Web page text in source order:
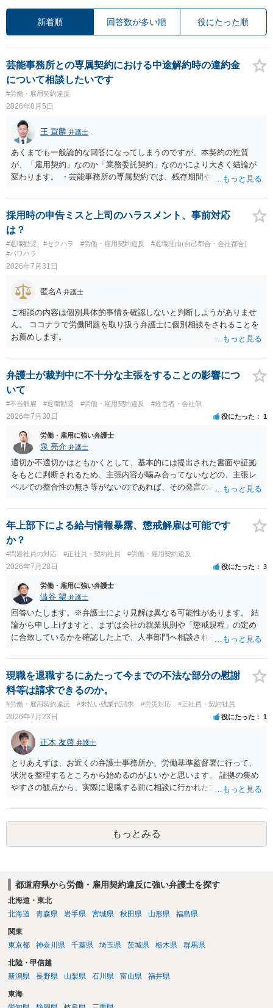
新着順 回答数が多い順 役にたった順
芸能事務所との専属契約における中途解約時の違約金
について相談したいです
#労働・雇用契約違反
2026年8月5日
王 宣麟 弁護士
あくまでも一般論的な回答になってしまうのですが、本契約の性質
が、「雇用契約」なのか「業務委託契約」なのかにより大きく結論が
変わります。 ・芸能事務所の専属契約では、残存期間や報酬額、投下
務上よくあるからといって当然に適法という意味ではなく、実際の損
害との対応関係や合理性が重要です。 ・違約金に上限がなくても、常
に有効になるわけではありません。契約が労働契約に近い実態なら労
基法16条で無効となる余地があり、そうでなくても、金額が事務所の
損害と比べて過大なら無効や減額が争点になります。 ・契約前の修正
交渉は一般的です。 交渉の方向としては、上限額を設ける、実損害ベ
費・未回収費用のみ」に限定する、などが典型です。 ・弁護士に契約
前に契約書の内容をレビューしてもらう価値は十分にあると思われま
す。 争点は、契約類型が雇用か業務委託か、実態として労働者性があ
るか、解除事由が双方にどう定められているか、違約金の算定根拠が
合理的か、という複数論点に分かれます。契約前なら、交渉のパワー
コストを抑えやすいので、資料等を持参の上弁護士に確認されること
をお勧めします。 ・事務所側の解除でも、解除理由によってはタレン
ト側に損害賠償が発生する建付けになっていることはあります。ただ
し、事務所側が一方的に解除したのにタレントへ違約金を課す設計
は、合理性や対価性を欠くとして争いやすいです。逆に、タレント側
の重大な契約違反がある場合は、実損害の範囲で請求される可能性は
あります。
採用時の申告ミスと上司のハラスメント、事前対応
は？
#退職勧奨 #セクハラ #労働・雇用契約違反
#退職理由(自己都合・会社都合)
#パワハラ
2026年7月31日
匿名A 弁護士
ご相談の内容は個別具体的事情を確認しないと判断しようがありませ
ん。 ココナラで労働問題を取り扱う弁護士に個別相談をされることを
お薦めします。
弁護士が裁判中に不十分な主張をすることの影響につ
いて
#不当解雇 #退職勧奨 #労働・雇用契約違反 #経営者・会社側
2026年7月30日 役にたった 1
労働・雇用に強い弁護士
泉 亮介 弁護士
適切か不適切かはともかくとして、基本的には提出された書面や証拠
をもとに判断されるため、主張内容が噛み合ってないなどの、主張レ
ベルでの整合性の無さ等がないのであれば、その発言のみで大きく不
年上部下による給与情報暴露、懲戒解雇は可能です
か？
#問題社員の対応 #正社員・契約社員 #労働・雇用契約違反
2026年7月28日 役にたった 3
労働・雇用に強い弁護士
澁谷 望 弁護士
回答いたします。※弁護士により見解は異なる可能性があります。 結
論から申し上げますと、まずは会社の就業規則や「懲戒規程」の定め
に合致しているかを確認した上で、人事部門へ相談されることが最優
ものの、重い懲戒処分の対象には十分なり得ます。 名誉や評価の回復
については、会社側に「部下の不正行為による情報漏洩」と正式に認
定させ、誤認した他部署への適切なフォローや周知を求めるのが有効
です。 あるいは、懲戒があったことを社内で周知される手続があるの
ならば、それにより軽微ながら回復はできるかもしれません。 さらに
個人としても、相手に対してプライバシー侵害等に基づく損害賠償
（慰謝料）を請求する選択肢がありえます（ただし、金額は多額にな
らない可能性があります。）。
現職を退職するにあたって今までの不法な部分の慰謝
料等は請求できるのか。
#労働・雇用契約違反 #未払い残業代請求 #労災対応 #正社員・契約社員
2026年7月23日 役にたった 1
正木 友啓 弁護士
とりあえずは、お近くの弁護士事務所か、労働基準監督署に行って、
状況を整理するところから始めるのがよいかと思います。 証拠の集め
やすさの観点から、実際に退職する前に相談に行かれた方がよいかと
もっとみる
都道府県から労働・雇用契約違反に強い弁護士を探す
北海道・東北
北海道
青森県 岩手県 宮城県 秋田県 山形県 福島県
関東
東京都
神奈川県 千葉県 埼玉県 茨城県 栃木県 群馬県
北陸・甲信越
新潟県
長野県 山梨県 石川県 富山県 福井県
東海